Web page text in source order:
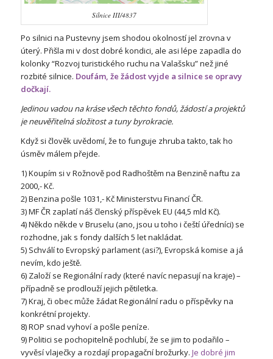
Silnice III/4837
Po silnici na Pustevny jsem shodou okolností jel zrovna v
úterý. Přišla mi v dost dobré kondici, ale asi lépe zapadla do
kolonky “Rozvoj turistického ruchu na Valašsku” než jiné
rozbité silnice. Doufám, že žádost vyjde a silnice se opravy
dočkají.
Jedinou vadou na kráse všech těchto fondů, žádostí a projektů
je neuvěřitelná složitost a tuny byrokracie.
Když si člověk uvědomí, že to funguje zhruba takto, tak ho
úsměv málem přejde.
1) Koupím si v Rožnově pod Radhoštěm na Benzině naftu za
2000,- Kč.
2) Benzina pošle 1031,- Kč Ministerstvu Financí ČR.
3) MF ČR zaplatí náš členský příspěvek EU (44,5 mld Kč).
4) Někdo někde v Bruselu (ano, jsou u toho i čeští úředníci) se
rozhodne, jak s fondy dalších 5 let nakládat.
5) Schválí to Evropský parlament (asi?), Evropská komise a já
nevím, kdo ještě.
6) Založí se Regionální rady (které navíc nepasují na kraje) –
případně se prodlouží jejich pětiletka.
7) Kraj, či obec může žádat Regionální radu o příspěvky na
konkrétní projekty.
8) ROP snad vyhoví a pošle peníze.
9) Politici se pochopitelně pochlubí, že se jim to podařilo –
vyvěsí vlaječky a rozdají propagační brožurky. Je dobré jim